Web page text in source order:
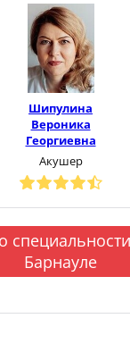
Шипулина
Вероника
Георгиевна
Акушер
Барнауле